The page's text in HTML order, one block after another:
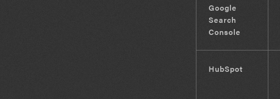
Google
Search
Console
HubSpot